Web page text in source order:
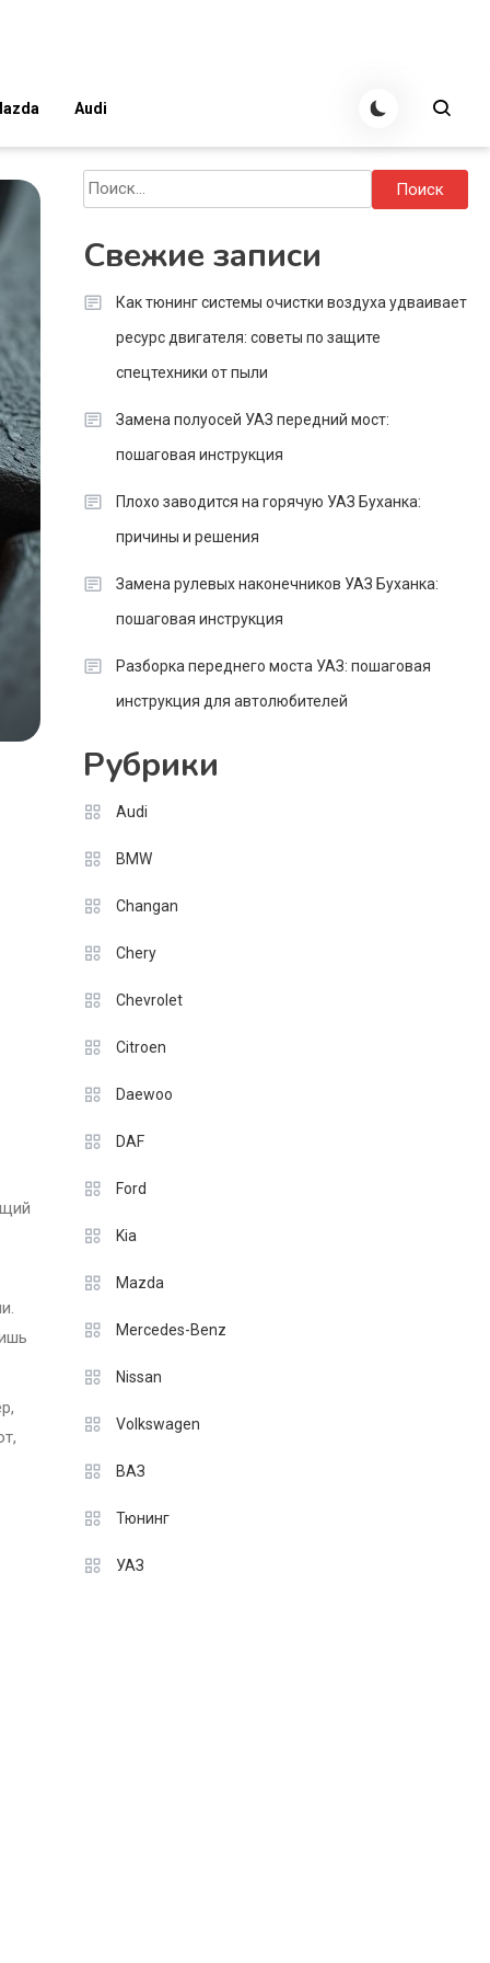
Audi
Найти:
Свежие записи
Как тюнинг системы очистки воздуха удваивает
ресурс двигателя: советы по защите
спецтехники от пыли
Замена полуосей УАЗ передний мост:
пошаговая инструкция
Плохо заводится на горячую УАЗ Буханка:
причины и решения
Замена рулевых наконечников УАЗ Буханка:
пошаговая инструкция
Разборка переднего моста УАЗ: пошаговая
инструкция для автолюбителей
Рубрики
Audi
BMW
Changan
Chery
Chevrolet
Citroen
Daewoo
DAF
Ford
Kia
Mazda
Mercedes-Benz
Nissan
Volkswagen
ВАЗ
Тюнинг
УАЗ